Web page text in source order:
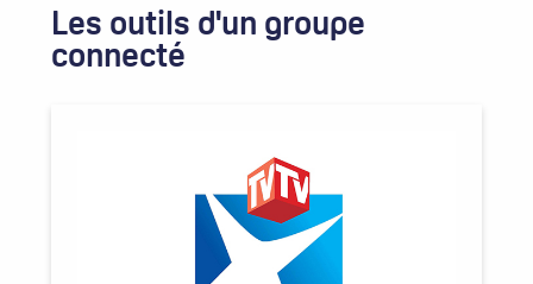
Les outils d'un groupe
connecté